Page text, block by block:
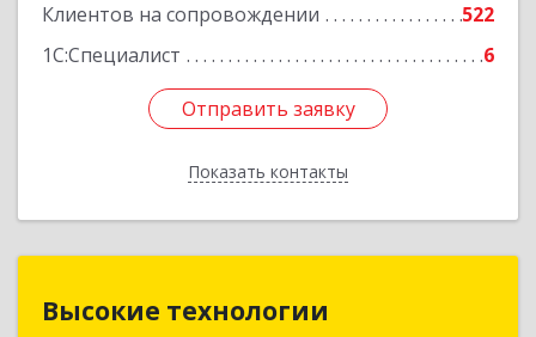
Клиентов на сопровождении
522
1С:Специалист
6
Отправить заявку
Показать контакты
Отправить заявку
Назад
Высокие технологии